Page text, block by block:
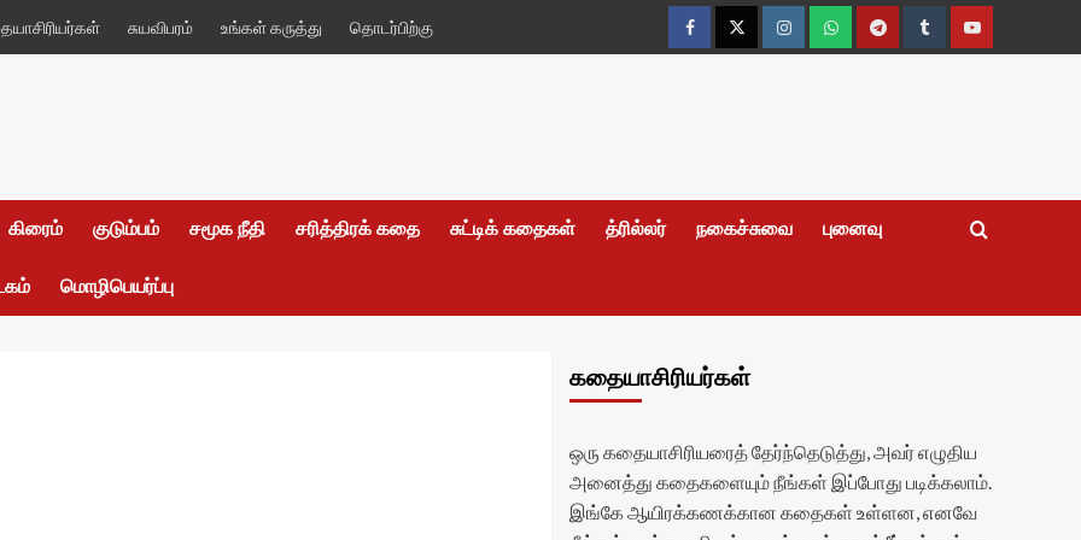
சுயவிபரம் உங்கள் கருத்து தொடர்பிற்கு
FacebookTwitterInstagramWhatsappTelegramTumblrYouTube
கிரைம் குடும்பம் சமூக நீதி சரித்திரக் கதை சுட்டிக் கதைகள் த்ரில்லர் நகைச்சுவை புனைவு
மொழிபெயர்ப்பு
கதையாசிரியர்கள்
ஒரு கதையாசிரியரைத் தேர்ந்தெடுத்து, அவர் எழுதிய
அனைத்து கதைகளையும் நீங்கள் இப்போது படிக்கலாம்.
இங்கே ஆயிரக்கணக்கான கதைகள் உள்ளன, எனவே